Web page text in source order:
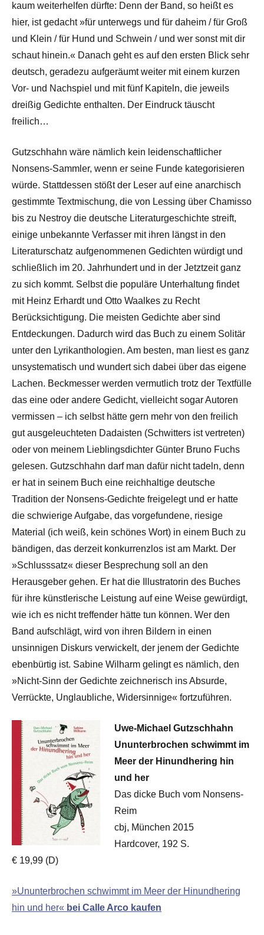
kaum weiterhelfen dürfte: Denn der Band, so heißt es
hier, ist gedacht »für unterwegs und für daheim / für Groß
und Klein / für Hund und Schwein / und wer sonst mit dir
schaut hinein.« Danach geht es auf den ersten Blick sehr
deutsch, geradezu aufgeräumt weiter mit einem kurzen
Vor- und Nachspiel und mit fünf Kapiteln, die jeweils
dreißig Gedichte enthalten. Der Eindruck täuscht
freilich…
Gutzschhahn wäre nämlich kein leidenschaftlicher
Nonsens-Sammler, wenn er seine Funde kategorisieren
würde. Stattdessen stößt der Leser auf eine anarchisch
gestimmte Textmischung, die von Lessing über Chamisso
bis zu Nestroy die deutsche Literaturgeschichte streift,
einige unbekannte Verfasser mit ihren längst in den
Literaturschatz aufgenommenen Gedichten würdigt und
schließlich im 20. Jahrhundert und in der Jetztzeit ganz
zu sich kommt. Selbst die populäre Unterhaltung findet
mit Heinz Erhardt und Otto Waalkes zu Recht
Berücksichtigung. Die meisten Gedichte aber sind
Entdeckungen. Dadurch wird das Buch zu einem Solitär
unter den Lyrikanthologien. Am besten, man liest es ganz
unsystematisch und wundert sich dabei über das eigene
Lachen. Beckmesser werden vermutlich trotz der Textfülle
das eine oder andere Gedicht, vielleicht sogar Autoren
vermissen – ich selbst hätte gern mehr von den freilich
gut ausgeleuchteten Dadaisten (Schwitters ist vertreten)
oder von meinem Lieblingsdichter Günter Bruno Fuchs
gelesen. Gutzschhahn darf man dafür nicht tadeln, denn
er hat in seinem Buch eine reichhaltige deutsche
Tradition der Nonsens-Gedichte freigelegt und er hatte
die schwierige Aufgabe, das vorgefundene, riesige
Material (ich weiß, kein schönes Wort) in einem Buch zu
bändigen, das derzeit konkurrenzlos ist am Markt. Der
»Schlusssatz« dieser Besprechung soll an den
Herausgeber gehen. Er hat die Illustratorin des Buches
für ihre künstlerische Leistung auf eine Weise gewürdigt,
wie ich es nicht treffender hätte tun können. Wer den
Band aufschlägt, wird von ihren Bildern in einen
unsinnigen Diskurs verwickelt, der jenem der Gedichte
ebenbürtig ist. Sabine Wilharm gelingt es nämlich, den
»Nicht-Sinn der Gedichte zeichnerisch ins Absurde,
Verrückte, Unglaubliche, Widersinnige« fortzuführen.
Uwe-Michael Gutzschhahn
Ununterbrochen schwimmt im
Meer der Hinundhering hin
und her
Das dicke Buch vom Nonsens-
Reim
cbj, München 2015
Hardcover, 192 S.
€ 19,99 (D)
»Ununterbrochen schwimmt im Meer der Hinundhering
hin und her« bei Calle Arco kaufen